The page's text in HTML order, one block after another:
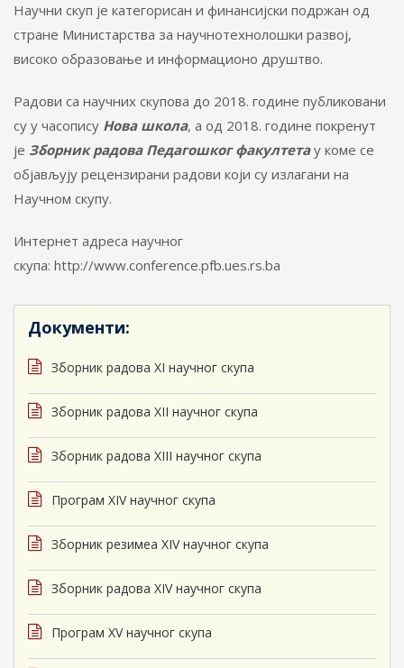
Научни скуп је категорисан и финансијски подржан од
стране Министарства за научнотехнолошки развој,
високо образовање и информационо друштво.
Радови са научних скупова до 2018. године публиковани
су у часопису Нова школа, а од 2018. године покренут
је Зборник радова Педагошког факултетау коме се
објављују рецензирани радови који су излагани на
Научном скупу.
Интернет адреса научног
скупа: http://www.conference.pfb.ues.rs.ba
Документи:
Зборник радова XI научног скупа
Зборник радова XII научног скупа
Зборник радова XIII научног скупа
Програм XIV научног скупа
Зборник резимеа XIV научног скупа
Зборник радова XIV научног скупа
Програм XV научног скупа